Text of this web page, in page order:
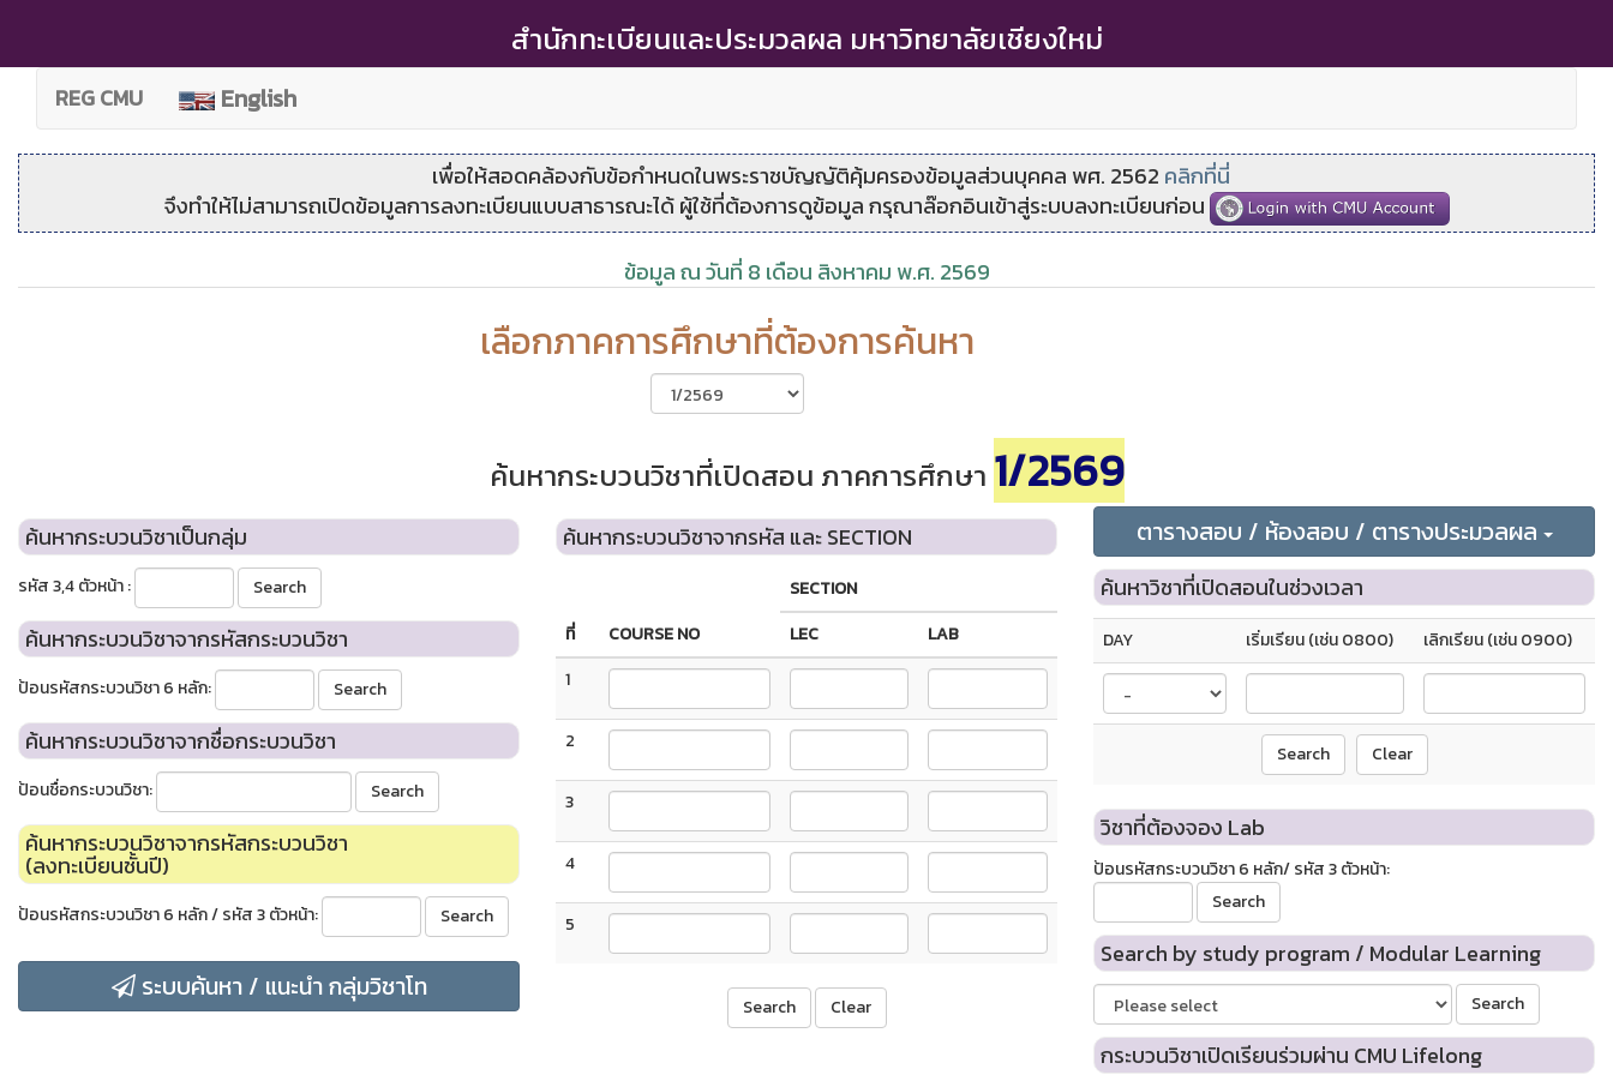
สำนักทะเบียนและประมวลผล มหาวิทยาลัยเชียงใหม่
REG CMU English(current)
เพื่อให้สอดคล้องกับข้อกำหนดในพระราชบัญญัติคุ้มครองข้อมูลส่วนบุคคล พศ. 2562 คลิกที่นี่
จึงทำให้ไม่สามารถเปิดข้อมูลการลงทะเบียนแบบสาธารณะได้ ผู้ใช้ที่ต้องการดูข้อมูล กรุณาล๊อกอินเข้าสู่ระบบลงทะเบียนก่อน
ข้อมูล ณ วันที่ 8 เดือน สิงหาคม พ.ศ. 2569
เลือกภาคการศึกษาที่ต้องการค้นหา
ค้นหากระบวนวิชาที่เปิดสอน ภาคการศึกษา 1/2569
ค้นหากระบวนวิชาเป็นกลุ่ม
รหัส 3,4 ตัวหน้า :
ค้นหากระบวนวิชาจากรหัสกระบวนวิชา
ป้อนรหัสกระบวนวิชา 6 หลัก:
ค้นหากระบวนวิชาจากชื่อกระบวนวิชา
ป้อนชื่อกระบวนวิชา:
ค้นหากระบวนวิชาจากรหัสกระบวนวิชา
(ลงทะเบียนชั้นปี)
ป้อนรหัสกระบวนวิชา 6 หลัก / รหัส 3 ตัวหน้า:
ระบบค้นหา / แนะนำ กลุ่มวิชาโท
ค้นหากระบวนวิชาจากรหัส และ SECTION
ที่ COURSE NO
SECTION
LEC
LAB
1
2
3
4
5
ตารางสอบ / ห้องสอบ / ตารางประมวลผล
ค้นหาวิชาที่เปิดสอนในช่วงเวลา
DAY เริ่มเรียน (เช่น 0800) เลิกเรียน (เช่น 0900)
วิชาที่ต้องจอง Lab
ป้อนรหัสกระบวนวิชา 6 หลัก/ รหัส 3 ตัวหน้า:
Search by study program / Modular Learning
กระบวนวิชาเปิดเรียนร่วมผ่าน CMU Lifelong